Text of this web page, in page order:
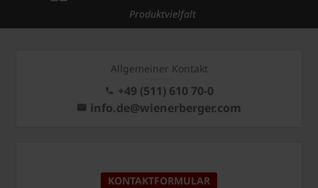
Produktvielfalt
Allgemeiner Kontakt
+49 (511) 610 70-0
info.de@wienerberger.com
KONTAKTFORMULAR